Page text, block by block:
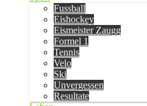
Fussball
Eishockey
Eismeister Zaugg
Formel 1
Tennis
Velo
Ski
Unvergessen
Resultate